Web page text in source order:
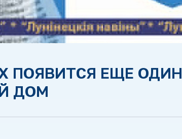
ПОЯВИТСЯ ЕЩЕ ОДИН
ДОМ